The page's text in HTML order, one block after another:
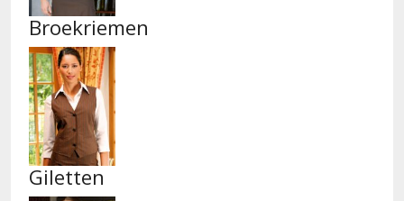
Broekriemen
Giletten